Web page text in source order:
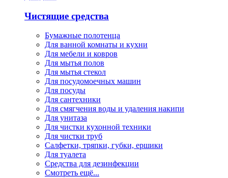
Чистящие средства
Бумажные полотенца
Для ванной комнаты и кухни
Для мебели и ковров
Для мытья полов
Для мытья стекол
Для посудомоечных машин
Для посуды
Для сантехники
Для смягчения воды и удаления накипи
Для унитаза
Для чистки кухонной техники
Для чистки труб
Салфетки, тряпки, губки, ершики
Для туалета
Средства для дезинфекции
Смотреть ещё...